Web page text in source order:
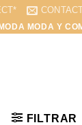
MODA Y
FILTRAR